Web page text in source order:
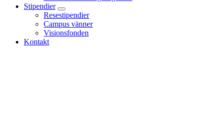
Stipendier
Resestipendier
Campus vänner
Visionsfonden
Kontakt